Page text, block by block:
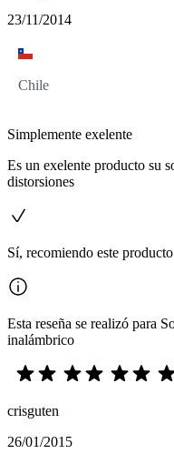
23/11/2014
Chile
Simplemente exelente
Es un exelente producto su
distorsiones
Sí, recomiendo este producto
Esta reseña se realizó para
inalámbrico
crisguten
26/01/2015